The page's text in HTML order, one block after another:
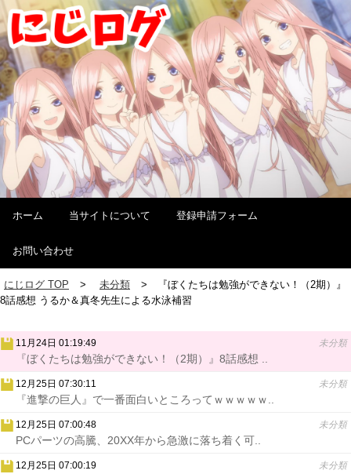
ホーム 当サイトについて 登録申請フォーム
お問い合わせ
にじログ TOP 未分類
『ぼくたちは勉強ができない！（2期）』
8話感想 うるか＆真冬先生による水泳補習
11月24日 01:19:49 未分類
『ぼくたちは勉強ができない！（2期）』8話感想 ..
12月25日 07:30:11 未分類
『進撃の巨人』で一番面白いところってｗｗｗｗｗ..
12月25日 07:00:48 未分類
PCパーツの高騰、20XX年から急激に落ち着く可..
12月25日 07:00:19 未分類